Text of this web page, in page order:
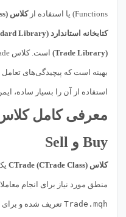
Functions) یا استفاده از کلاس CTrade (CTrade Class)
کتابخانه استاندارد (Standard Library)
(Trade Library)
بهینه است که پیچیدگی‌های تعامل
استفاده از آن را بسیار ساده،
Buy و Sell
کلاس CTrade (CTrade Class)
منطق مورد نیاز برای انجام
Trade.mqh تعریف شده و برای